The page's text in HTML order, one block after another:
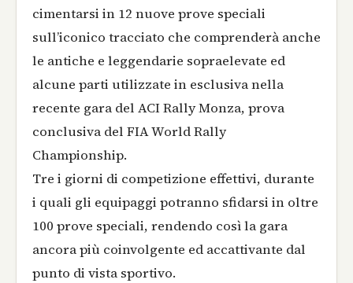
cimentarsi in 12 nuove prove speciali
sull’iconico tracciato che comprenderà anche
le antiche e leggendarie sopraelevate ed
alcune parti utilizzate in esclusiva nella
recente gara del ACI Rally Monza, prova
conclusiva del FIA World Rally
Championship.
Tre i giorni di competizione effettivi, durante
i quali gli equipaggi potranno sfidarsi in oltre
100 prove speciali, rendendo così la gara
ancora più coinvolgente ed accattivante dal
punto di vista sportivo.